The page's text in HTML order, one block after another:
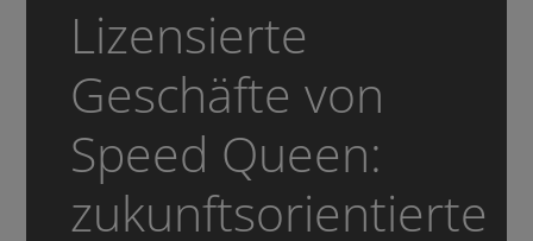
Lizensierte
Geschäfte von
Speed Queen:
zukunftsorientierte